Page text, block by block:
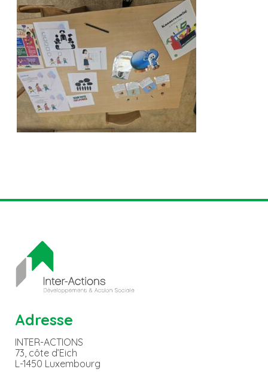
Adresse
INTER-ACTIONS
73, côte d’Eich
L-1450 Luxembourg